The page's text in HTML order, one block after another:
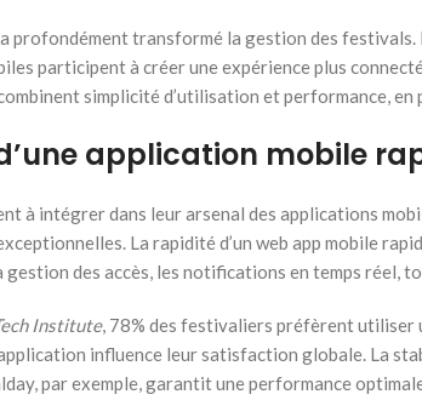
profondément transformé la gestion des
participent à créer une expérience plus
simplicité d’utilisation et performance,
application mobile
à intégrer dans leur arsenal des applications
La rapidité d’un web app mobile
des accès, les notifications en temps réel,
Institute, 78% des festivaliers préfèrent utiliser
influence leur satisfaction globale. La
par exemple, garantit une performance